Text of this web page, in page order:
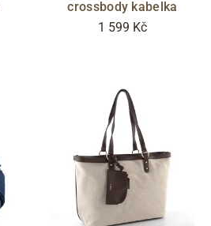
crossbody kabelka
1 599 Kč